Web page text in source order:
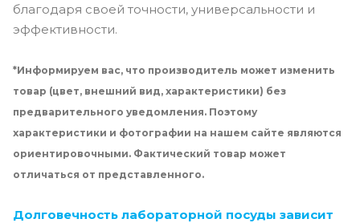
благодаря своей точности, универсальности и
эффективности.
*Информируем вас, что производитель может изменить
товар (цвет, внешний вид, характеристики) без
предварительного уведомления. Поэтому
характеристики и фотографии на нашем сайте являются
ориентировочными. Фактический товар может
отличаться от представленного.
Долговечность лабораторной посуды зависит